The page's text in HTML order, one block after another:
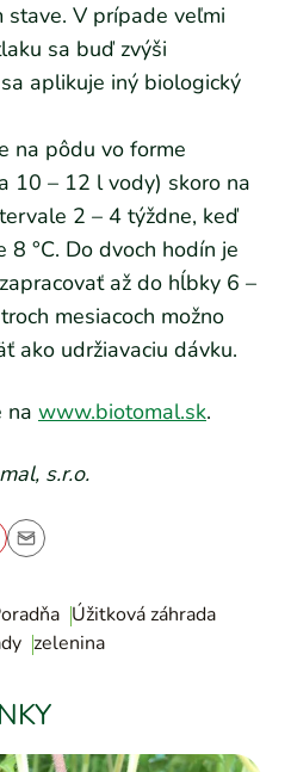
V prípade veľmi
sa buď zvýši
aplikuje iný biologický
na pôdu vo forme
10 – 12 l vody) skoro na
2 – 4 týždne, keď
°C. Do dvoch hodín je
až do hĺbky 6 –
mesiacoch možno
ako udržiavaciu dávku.
na www.biotomal.sk.
s.r.o.
Úžitková záhrada
zelenina